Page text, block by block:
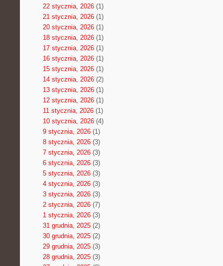
22 stycznia, 2026(1)
21 stycznia, 2026(1)
20 stycznia, 2026(1)
18 stycznia, 2026(1)
17 stycznia, 2026(1)
16 stycznia, 2026(1)
15 stycznia, 2026(1)
14 stycznia, 2026(2)
13 stycznia, 2026(1)
12 stycznia, 2026(1)
11 stycznia, 2026(1)
10 stycznia, 2026(4)
9 stycznia, 2026(1)
8 stycznia, 2026(3)
7 stycznia, 2026(3)
6 stycznia, 2026(3)
5 stycznia, 2026(3)
4 stycznia, 2026(3)
3 stycznia, 2026(3)
2 stycznia, 2026(7)
1 stycznia, 2026(3)
31 grudnia, 2025(2)
30 grudnia, 2025(2)
29 grudnia, 2025(3)
28 grudnia, 2025(3)